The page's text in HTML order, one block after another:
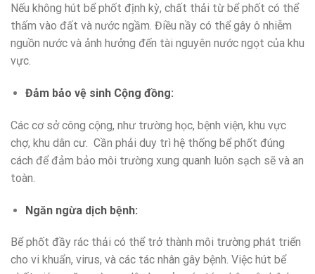
Nếu không hút bể phốt định kỳ, chất thải từ bể phốt có thể
thấm vào đất và nước ngầm. Điều nầy có thể gây ô nhiễm
nguồn nước và ảnh hưởng đến tài nguyên nước ngọt của khu
vực.
Đảm bảo vệ sinh Cộng đồng:
Các cơ sở công cộng, như trường học, bệnh viện, khu vực
chợ, khu dân cư. Cần phải duy trì hệ thống bể phốt đúng
cách để đảm bảo môi trường xung quanh luôn sạch sẽ và an
toàn.
Ngăn ngừa dịch bệnh:
Bể phốt đầy rác thải có thể trở thành môi trường phát triển
cho vi khuẩn, virus, và các tác nhân gây bệnh. Việc hút bể